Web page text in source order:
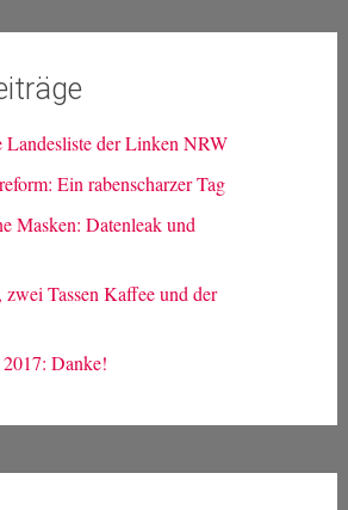
der Linken NRW
Ein rabenscharzer Tag
Masken: Datenleak und
Tassen Kaffee und der
Danke!